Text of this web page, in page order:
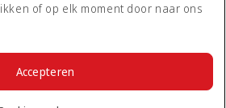
Alle rechten voorbehouden.
of op elk moment door naar ons
Accepteren